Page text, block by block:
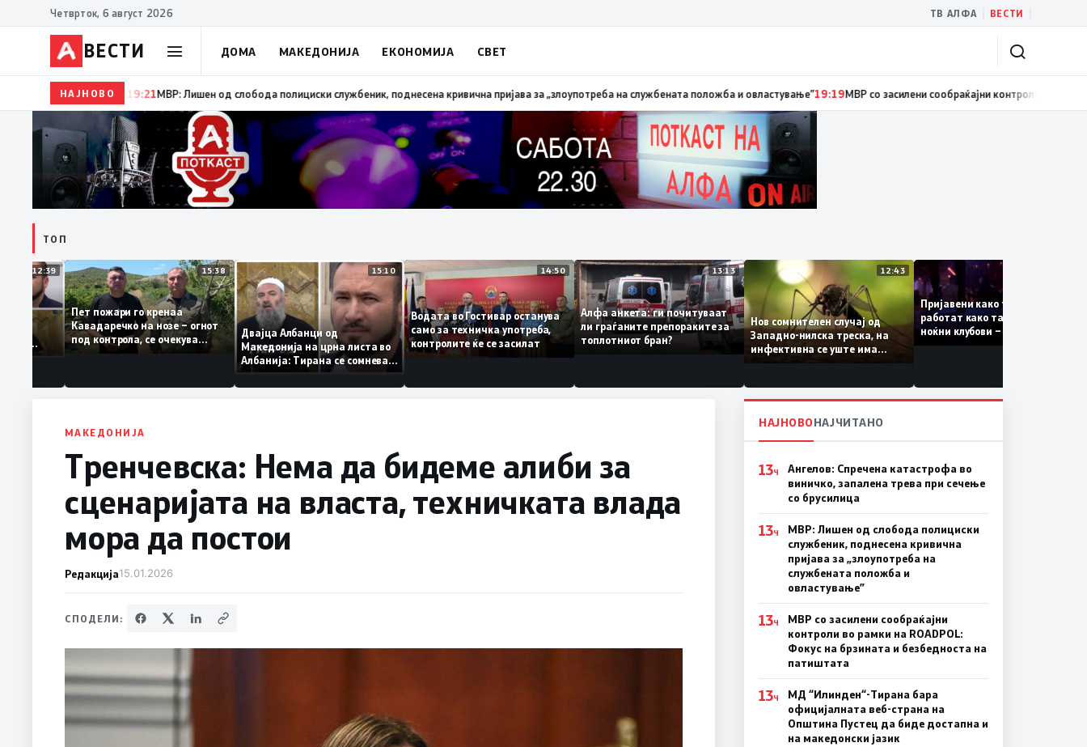
Четврток, 6 август 2026 ТВ АЛФА ВЕСТИ
ВЕСТИ ДОМА МАКЕДОНИЈА ЕКОНОМИЈА СВЕТ
НАЈНОВО19:22Ангелов: Спречена катастрофа во виничко, запалена трева при сечење со брусилица19:21МВР: Лишен од слобода полициски службеник, поднесена кривична пријава за „злоупотреба на
ТОП
12:39
За
му
од
кога му гори
15:38
Пет пожари го кренаа
Кавадаречко на нозе – огнот
под контрола, се очекува
целосно гаснење
15:10
Двајца Албанци од
Македонија на црна листа во
Албанија: Тирана се сомнева
дека работеле за
терористички организации
14:50
Водата во Гостивар останува
само за техничка употреба,
контролите ќе се засилат
13:13
Алфа анкета: ги почитуваат
ли граѓаните препораките за
топлотниот бран?
12:43
Нов сомнителен случај од
Западно-нилска треска, на
инфективна се уште има
пациенти во критична
Пријавени како туристки, а
работат како танчерки во
ноќни клубови – полицијата
откри сомнителна шема за
МАКЕДОНИЈА
Тренчевска: Нема да бидеме алиби за
сценаријата на власта, техничката влада
мора да постои
Редакција15.01.2026
СПОДЕЛИ:
НАЈНОВОНАЈЧИТАНО
13Ч
Ангелов: Спречена катастрофа во
виничко, запалена трева при сечење
со брусилица
13Ч
МВР: Лишен од слобода полициски
службеник, поднесена кривична
пријава за „злоупотреба на
службената положба и
овластување”
13Ч
МВР со засилени сообраќајни
контроли во рамки на ROADPOL:
Фокус на брзината и безбедноста на
патиштата
13Ч
МД “Илинден“-Тирана бара
официјалната веб-страна на
Општина Пустец да биде достапна и
на македонски јазик